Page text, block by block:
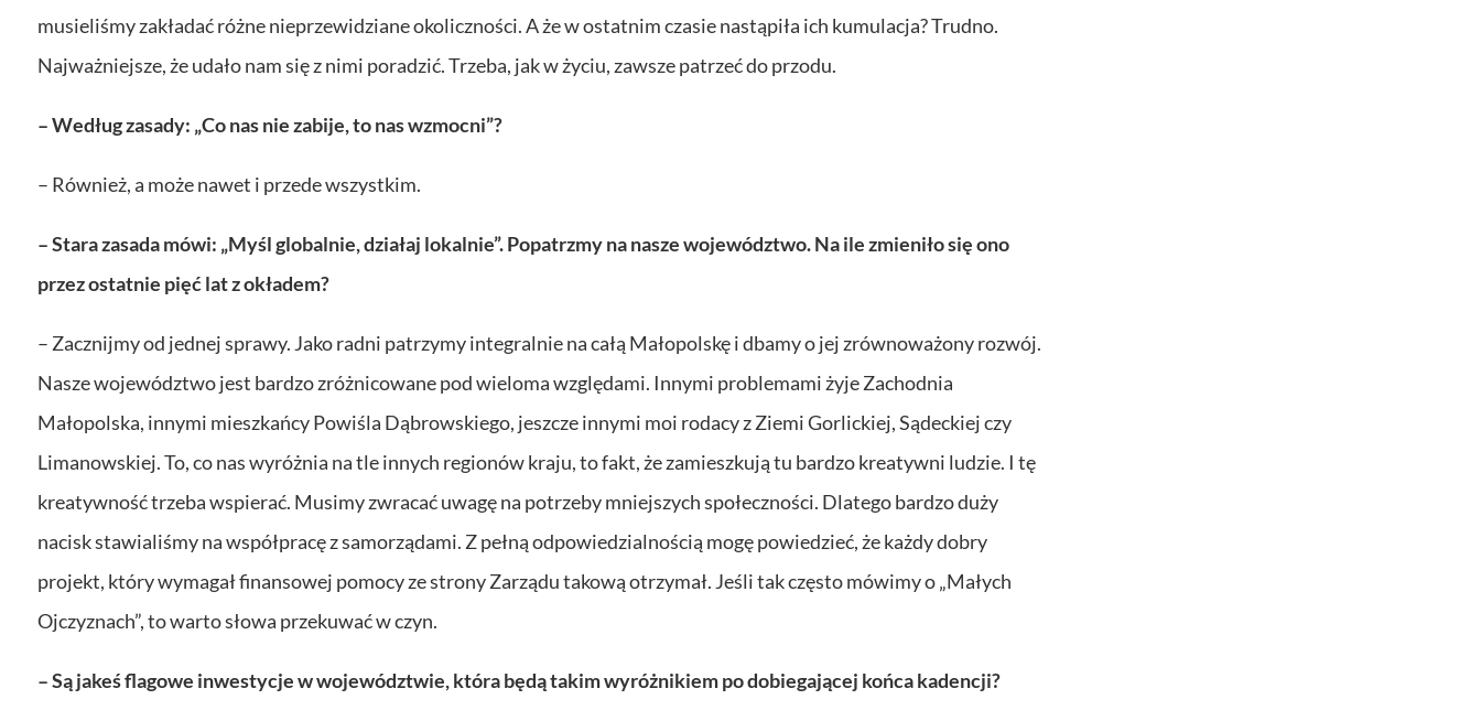
musieliśmy zakładać różne nieprzewidziane okoliczności. A że w ostatnim czasie nastąpiła ich kumulacja? Trudno.
Najważniejsze, że udało nam się z nimi poradzić. Trzeba, jak w życiu, zawsze patrzeć do przodu.
– Według zasady: „Co nas nie zabije, to nas wzmocni”?
– Również, a może nawet i przede wszystkim.
– Stara zasada mówi: „Myśl globalnie, działaj lokalnie”. Popatrzmy na nasze województwo. Na ile zmieniło się ono
przez ostatnie pięć lat z okładem?
– Zacznijmy od jednej sprawy. Jako radni patrzymy integralnie na całą Małopolskę i dbamy o jej zrównoważony rozwój.
Nasze województwo jest bardzo zróżnicowane pod wieloma względami. Innymi problemami żyje Zachodnia
Małopolska, innymi mieszkańcy Powiśla Dąbrowskiego, jeszcze innymi moi rodacy z Ziemi Gorlickiej, Sądeckiej czy
Limanowskiej. To, co nas wyróżnia na tle innych regionów kraju, to fakt, że zamieszkują tu bardzo kreatywni ludzie. I tę
kreatywność trzeba wspierać. Musimy zwracać uwagę na potrzeby mniejszych społeczności. Dlatego bardzo duży
nacisk stawialiśmy na współpracę z samorządami. Z pełną odpowiedzialnością mogę powiedzieć, że każdy dobry
projekt, który wymagał finansowej pomocy ze strony Zarządu takową otrzymał. Jeśli tak często mówimy o „Małych
Ojczyznach”, to warto słowa przekuwać w czyn.
– Są jakeś flagowe inwestycje w województwie, która będą takim wyróżnikiem po dobiegającej końca kadencji?